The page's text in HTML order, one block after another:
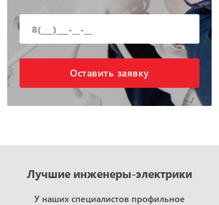
Оставить заявку
Лучшие инженеры-электрики
У наших специалистов профильное